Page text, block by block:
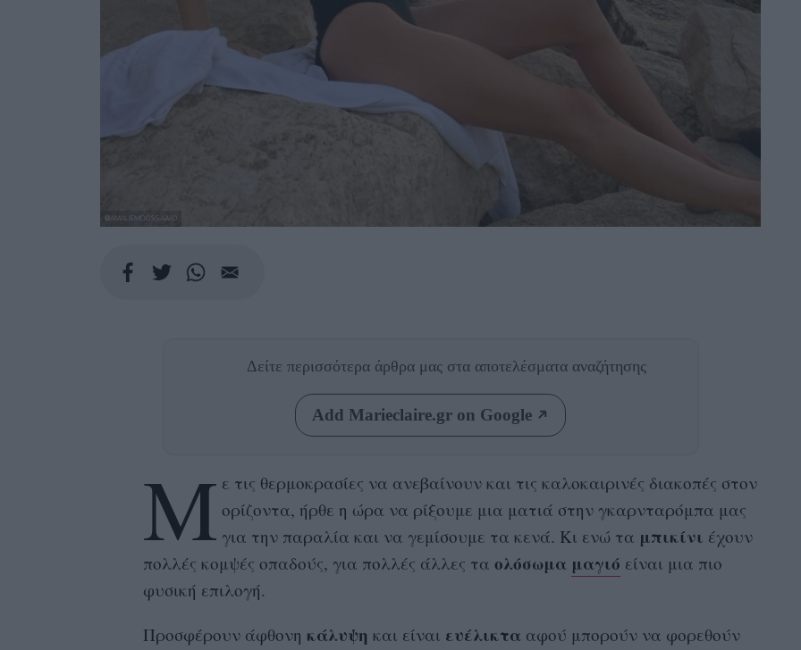
@AMALIEMOOSGAARD
Δείτε περισσότερα άρθρα μας στα αποτελέσματα αναζήτησης
Add Marieclaire.gr on Google
Μ ε τις θερμοκρασίες να ανεβαίνουν και τις καλοκαιρινές διακοπές στον
ορίζοντα, ήρθε η ώρα να ρίξουμε μια ματιά στην γκαρνταρόμπα μας
για την παραλία και να γεμίσoυμε τα κενά. Κι ενώ τα μπικίνι έχουν
πολλές κομψές οπαδούς, για πολλές άλλες τα ολόσωμα μαγιό είναι μια πιο
φυσική επιλογή.
Προσφέρουν άφθονη κάλυψη και είναι ευέλικτααφού μπορούν να φορεθούν